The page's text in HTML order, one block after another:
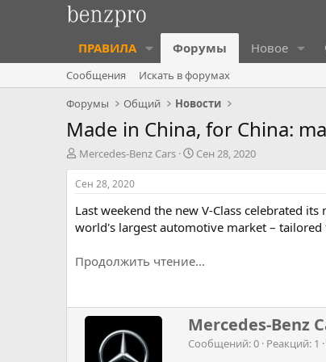
ПРАВИЛА Форумы Новое
Сообщения
Искать в форумах
Форумы
Общий Новости
Made in China, for China:
А
в
т
о
р
т
м
ы
Mercedes-Benz Cars
Д
а
а
н
а
л
Сен 28, 2020
Сен 28, 2020
Last weekend the new V-Class celebrated
world's largest automotive market – tailored
Продолжить чтение...
Н
а
п
Mercedes-Benz
Сообщений 0 Реакций 1